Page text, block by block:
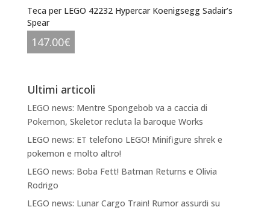
Teca per LEGO 42232 Hypercar Koenigsegg Sadair’s
Spear
147.00€
Ultimi articoli
LEGO news: Mentre Spongebob va a caccia di
Pokemon, Skeletor recluta la baroque Works
LEGO news: ET telefono LEGO! Minifigure shrek e
pokemon e molto altro!
LEGO news: Boba Fett! Batman Returns e Olivia
Rodrigo
LEGO news: Lunar Cargo Train! Rumor assurdi su